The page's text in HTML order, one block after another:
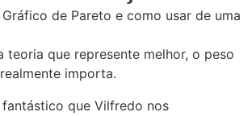
de Pareto e como usar de uma
teoria que represente melhor, o peso
importa.
que Vilfredo nos